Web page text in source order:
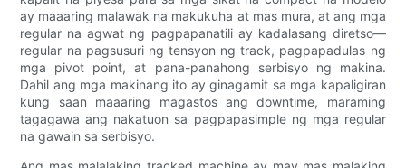
ay maaaring malawak na makukuha at mas mura, at ang mga
regular na agwat ng pagpapanatili ay kadalasang diretso—
regular na pagsusuri ng tensyon ng track, pagpapadulas ng
mga pivot point, at pana-panahong serbisyo ng makina.
Dahil ang mga makinang ito ay ginagamit sa mga kapaligiran
kung saan maaaring magastos ang downtime, maraming
tagagawa ang nakatuon sa pagpapasimple ng mga regular
na gawain sa serbisyo.